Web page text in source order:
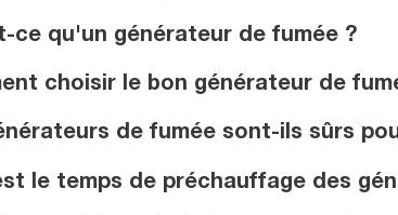
ce qu'un générateur de fumée ?
choisir le bon générateur de
de fumée sont-ils sûrs
le temps de préchauffage des